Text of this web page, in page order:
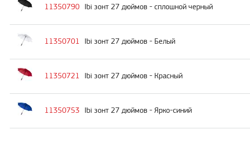
11350790 Ibi зонт 27 дюймов - сплошной черный
11350701 Ibi зонт 27 дюймов - Белый
11350721 Ibi зонт 27 дюймов - Красный
11350753 Ibi зонт 27 дюймов - Ярко-синий